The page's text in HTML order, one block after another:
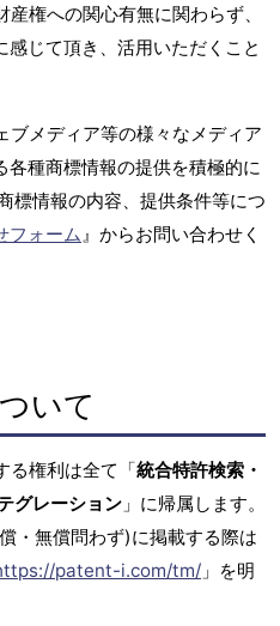
権への関心有無に関わらず、
じて頂き、活用いただくこと
ブメディア等の様々なメディア
種商標情報の提供を積極的に
標情報の内容、提供条件等につ
フォーム 』からお問い合わせく
いて
る権利は全て「統合特許検索・
グレーション 」に帰属します。
・無償問わず)に掲載する際は
patent-i.com/tm/ 」を明